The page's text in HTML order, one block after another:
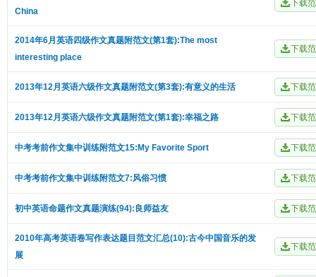
China
2014年6月英语四级作文真题附范文(第1套):The most
interesting place
2013年12月英语六级作文真题附范文(第3套):有意义的生活
2013年12月英语六级作文真题附范文(第1套):幸福之路
中考考前作文集中训练附范文15:My Favorite Sport
中考考前作文集中训练附范文7:风俗习惯
初中英语命题作文真题演练(94):良师益友
2010年高考英语卷写作表达题目范文汇总(10):古今中国音乐的发
展